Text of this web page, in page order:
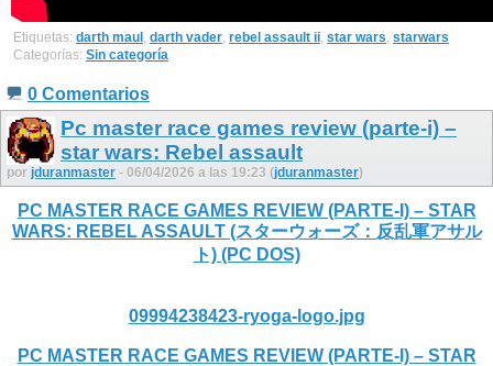
Etiquetas: darth maul , darth vader, rebel assault ii, star wars, starwars
Categorías: Sin categoría
0 Comentarios
Pc master race games review (parte-i) –
star wars: Rebel assault
por jduranmaster - 06/04/2026 a las 19:23 (jduranmaster)
PC MASTER RACE GAMES REVIEW (PARTE-I) – STAR
WARS: REBEL ASSAULT (スターウォーズ：反乱軍アサル
ト) (PC DOS)
09994238423-ryoga-logo.jpg
PC MASTER RACE GAMES REVIEW (PARTE-I) – STAR